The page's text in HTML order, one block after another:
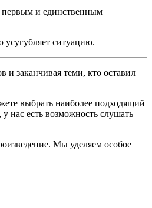
и единственным
усугубляет ситуацию.
и заканчивая теми, кто оставил
выбрать наиболее подходящий
нас есть возможность слушать
Мы уделяем особое